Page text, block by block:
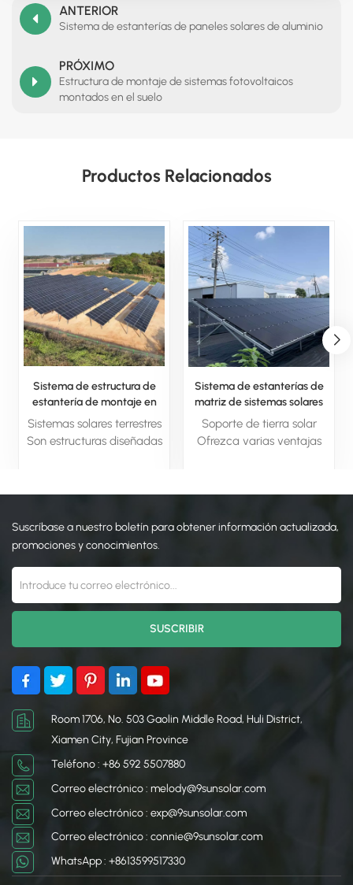
ANTERIOR
Sistema de estanterías de paneles solares de aluminio
PRÓXIMO
Estructura de montaje de sistemas fotovoltaicos
montados en el suelo
Productos Relacionados
Sistema de estructura de
estantería de montaje en
tierra con panel solar
fotovoltaico de aluminio
Sistemas solares terrestres
Son estructuras diseñadas
suelo. Proporcionan una
el ángulo y la orientación
de los paneles para
de energía. Estos sistemas
adaptan a diversos
terrenos y configuraciones
de paneles, incluidas
opciones de seguimiento e
inclinación fija. Los
se utilizan comúnmente en
proyectos y granjas solares
instalación en tejados no
es factible. Su durabilidad,
facilidad de instalación y
adaptabilidad los
convierten en una solución
eficiente para aprovechar
la energía solar.
Sistema de estanterías de
matriz de sistemas solares
fotovoltaicos montados en
Soporte de tierra solar
Ofrezca varias ventajas
grandes cantidades de
reduciendo la
escalables, lo que los hace
adecuados para proyectos
a escala de servicios
los sistemas montados en
son más fáciles de
mantener en comparación
con las instalaciones en la
azotea.
Suscríbase a nuestro boletín para obtener información actualizada,
promociones y conocimientos.
Room 1706, No. 503 Gaolin Middle Road, Huli District,
Xiamen City, Fujian Province
Teléfono : +86 592 5507880
Correo electrónico : melody@9sunsolar.com
Correo electrónico : exp@9sunsolar.com
Correo electrónico : connie@9sunsolar.com
WhatsApp : +8613599517330